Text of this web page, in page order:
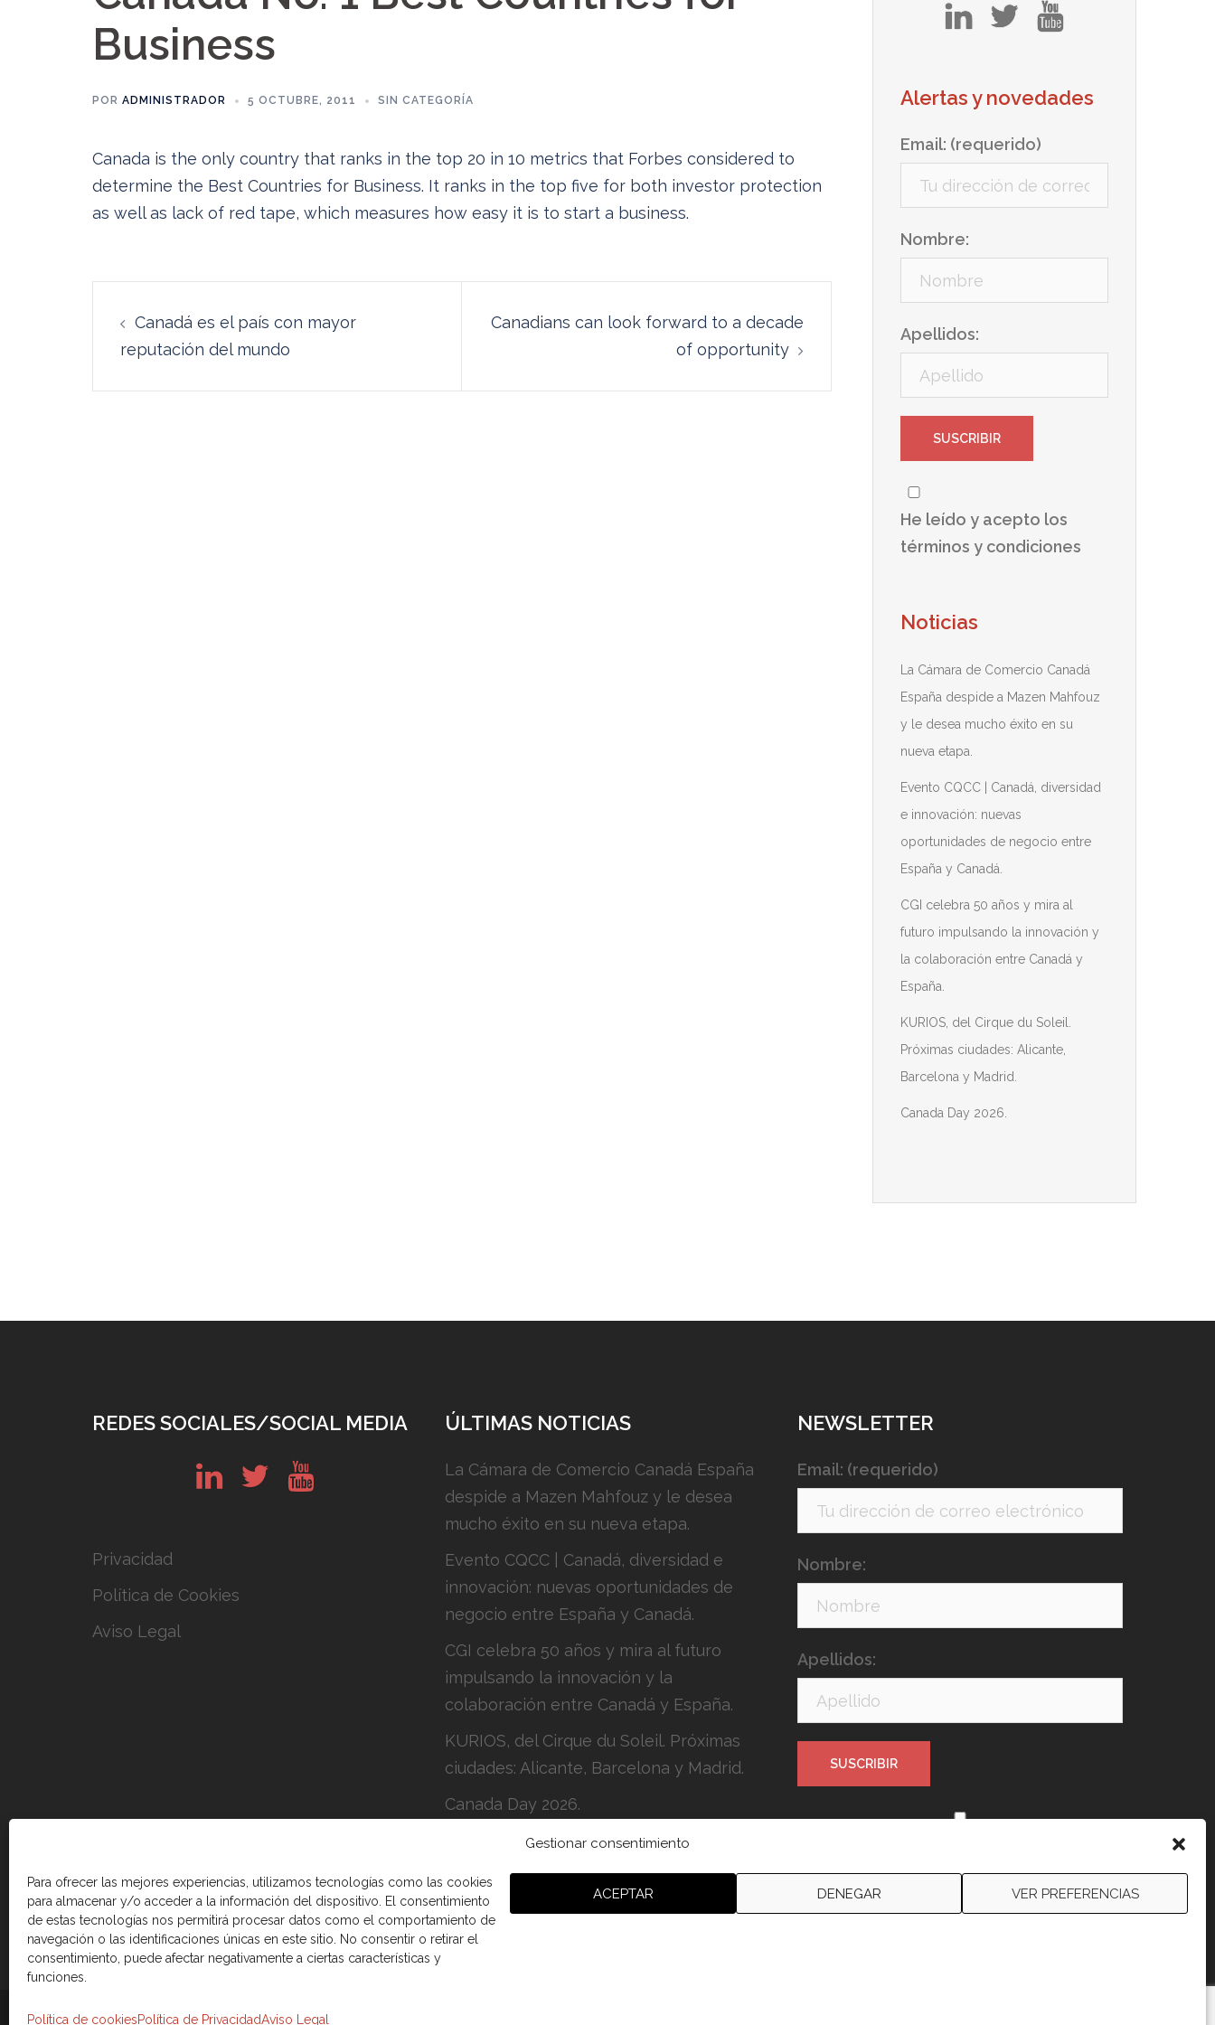
Gestionar consentimiento
Para ofrecer las mejores experiencias, utilizamos tecnologías como las cookies
para almacenar y/o acceder a la información del dispositivo. El consentimiento
de estas tecnologías nos permitirá procesar datos como el comportamiento de
navegación o las identificaciones únicas en este sitio. No consentir o retirar el
consentimiento, puede afectar negativamente a ciertas características y
funciones.
ACEPTAR DENEGAR VER PREFERENCIAS
Política de cookiesPolítica de PrivacidadAviso Legal
Business
POR ADMINISTRADOR 5 OCTUBRE, 2011 SIN CATEGORÍA
Canada is the only country that ranks in the top 20 in 10 metrics that Forbes considered to
determine the Best Countries for Business. It ranks in the top five for both investor protection
as well as lack of red tape, which measures how easy it is to start a business.
de
entradas
Canadá es el país con mayor
reputación del mundo
Canadians can look forward to a decade
of opportunity
tw
Alertas y novedades
Email: (requerido)
Nombre:
Apellidos:
He leído y acepto los
términos y condiciones
Noticias
La Cámara de Comercio Canadá
España despide a Mazen Mahfouz
y le desea mucho éxito en su
nueva etapa.
Evento CQCC | Canadá, diversidad
e innovación: nuevas
oportunidades de negocio entre
España y Canadá.
CGI celebra 50 años y mira al
futuro impulsando la innovación y
la colaboración entre Canadá y
España.
KURIOS, del Cirque du Soleil.
Próximas ciudades: Alicante,
Barcelona y Madrid.
Canada Day 2026.
REDES SOCIALES/SOCIAL MEDIA
Privacidad
Política de Cookies
Aviso Legal
ÚLTIMAS NOTICIAS
La Cámara de Comercio Canadá España
despide a Mazen Mahfouz y le desea
mucho éxito en su nueva etapa.
Evento CQCC | Canadá, diversidad e
innovación: nuevas oportunidades de
negocio entre España y Canadá.
CGI celebra 50 años y mira al futuro
impulsando la innovación y la
colaboración entre Canadá y España.
KURIOS, del Cirque du Soleil. Próximas
ciudades: Alicante, Barcelona y Madrid.
Canada Day 2026.
NEWSLETTER
Email: (requerido)
Nombre:
Apellidos:
condiciones
© 2026 Cámara de comercio Canadá España.